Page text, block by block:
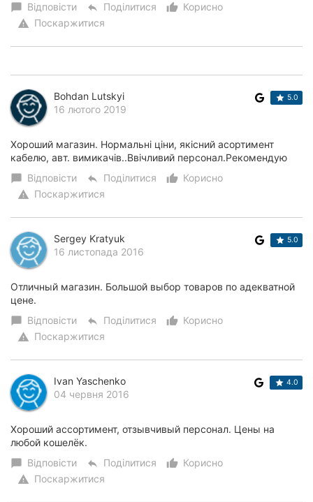
chat_bubble Відповісти reply Поділитися thumb_up_alt
Корисно
warning Поскаржитися
Bohdan Lutskyi
16 лютого 2019
5.0
Хороший магазин. Нормальні ціни, якісний асортимент
кабелю, авт. вимикачів..Ввічливий персонал.Рекомендую
chat_bubble Відповісти reply Поділитися thumb_up_alt
Корисно
warning Поскаржитися
Sergey Kratyuk
16 листопада 2016
5.0
Отличный магазин. Большой выбор товаров по адекватной
цене.
chat_bubble Відповісти reply Поділитися thumb_up_alt
Корисно
warning Поскаржитися
Ivan Yaschenko
04 червня 2016
4.0
Хороший ассортимент, отзывчивый персонал. Цены на
любой кошелёк.
chat_bubble Відповісти reply Поділитися thumb_up_alt
Корисно
warning Поскаржитися